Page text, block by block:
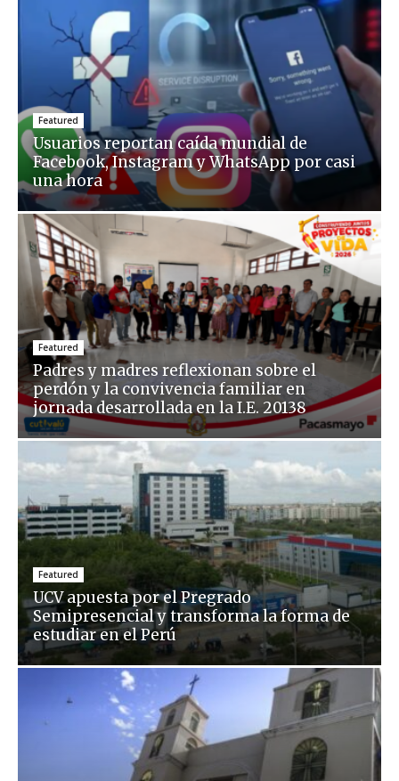
Featured
Usuarios reportan caída mundial de
Facebook, Instagram y WhatsApp por casi
una hora
Featured
Padres y madres reflexionan sobre el
perdón y la convivencia familiar en
jornada desarrollada en la I.E. 20138
Featured
UCV apuesta por el Pregrado
Semipresencial y transforma la forma de
estudiar en el Perú